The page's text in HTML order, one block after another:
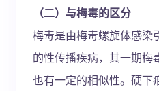
（二）与梅毒的区分
梅毒是由梅毒螺旋体感染
的性传播疾病，其一期梅
也有一定的相似性。硬下